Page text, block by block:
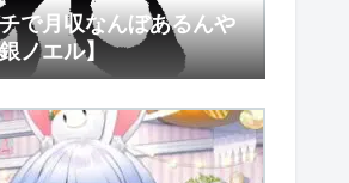
で月収なんぼあるんや
ノエル】